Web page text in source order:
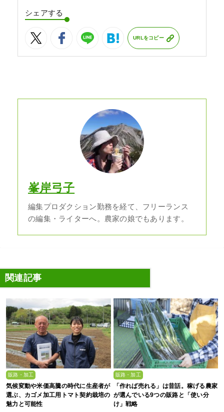
シェアする
URLをコピー
峯岸弓子
編集プロダクション勤務を経て、フリーランス
の編集・ライターへ。農家の娘でもあります。
関連記事
販路・加工
気候変動や米価高騰の時代に生産者が
選ぶ、カゴメ加工用トマト契約栽培の
魅力と可能性
販路・加工
「作れば売れる」は昔話。稼げる農家
が選んでいる9つの販路と「使い分
け」戦略